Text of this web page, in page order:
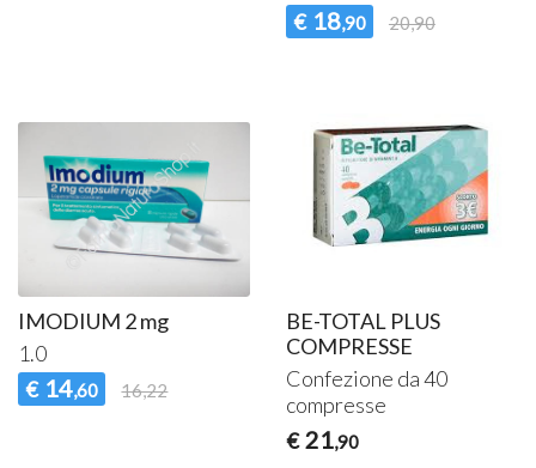
€ 18,90 20,90
IMODIUM 2 mg
1.0
€ 14,60 16,22
BE-TOTAL PLUS
COMPRESSE
Confezione da 40
compresse
€ 21,90